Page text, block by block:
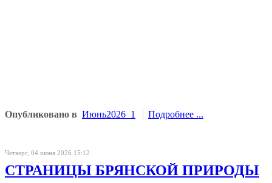
Опубликовано в Июнь2026_1 Подробнее ...
Четверг, 04 июня 2026 15:12
СТРАНИЦЫ БРЯНСКОЙ ПРИРОДЫ